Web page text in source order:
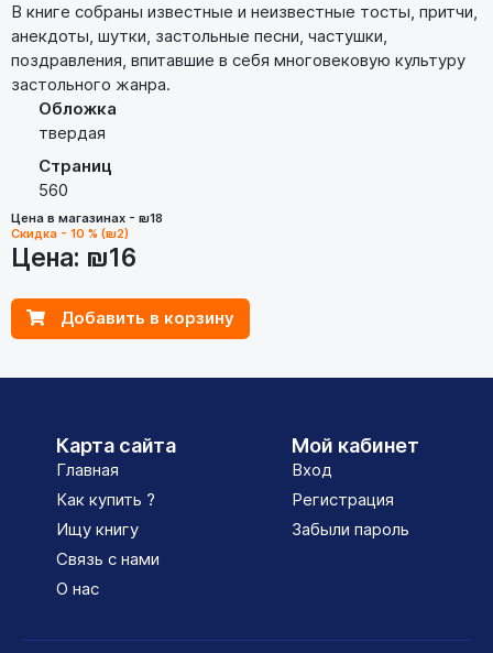
В книге собраны известные и неизвестные тосты, притчи,
анекдоты, шутки, застольные песни, частушки,
поздравления, впитавшие в себя многовековую культуру
застольного жанра.
Обложка
твердая
Страниц
560
Цена в магазинах - ₪18
Скидка - 10 % (₪2)
Цена: ₪16
Добавить в корзину
Карта сайта
Главная
Как купить ?
Ищу книгу
Связь с нами
О нас
Мой кабинет
Вход
Регистрация
Забыли пароль